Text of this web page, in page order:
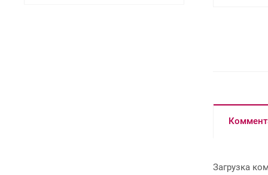
Загрузка